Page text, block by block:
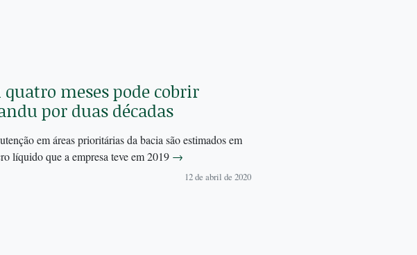
quatro meses pode cobrir
por duas décadas
em áreas prioritárias da bacia são estimados em
líquido que a empresa teve em 2019 →
12 de abril de 2020